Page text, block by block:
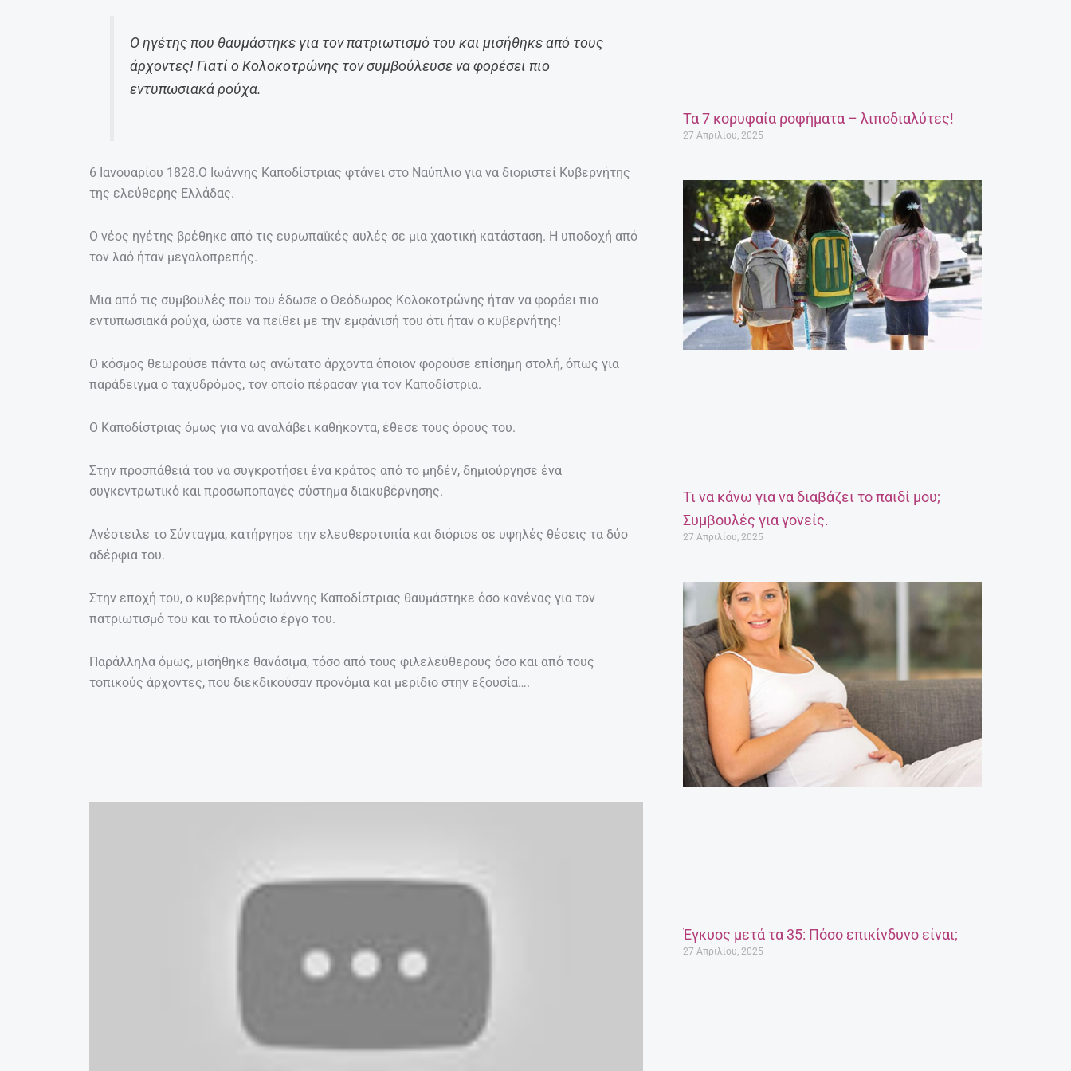
Ο ηγέτης που θαυμάστηκε για τον πατριωτισμό του και μισήθηκε από τους
άρχοντες! Γιατί ο Κολοκοτρώνης τον συμβούλευσε να φορέσει πιο
εντυπωσιακά ρούχα.
6 Ιανουαρίου 1828.Ο Ιωάννης Καποδίστριας φτάνει στο Ναύπλιο για να διοριστεί Κυβερνήτης
της ελεύθερης Ελλάδας.
O νέος ηγέτης βρέθηκε από τις ευρωπαϊκές αυλές σε μια χαοτική κατάσταση. Η υποδοχή από
τον λαό ήταν μεγαλοπρεπής.
Μια από τις συμβουλές που του έδωσε ο Θεόδωρος Κολοκοτρώνης ήταν να φοράει πιο
εντυπωσιακά ρούχα, ώστε να πείθει με την εμφάνισή του ότι ήταν ο κυβερνήτης!
Ο κόσμος θεωρούσε πάντα ως ανώτατο άρχοντα όποιον φορούσε επίσημη στολή, όπως για
παράδειγμα ο ταχυδρόμος, τον οποίο πέρασαν για τον Καποδίστρια.
Ο Καποδίστριας όμως για να αναλάβει καθήκοντα, έθεσε τους όρους του.
Στην προσπάθειά του να συγκροτήσει ένα κράτος από το μηδέν, δημιούργησε ένα
συγκεντρωτικό και προσωποπαγές σύστημα διακυβέρνησης.
Ανέστειλε το Σύνταγμα, κατήργησε την ελευθεροτυπία και διόρισε σε υψηλές θέσεις τα δύο
αδέρφια του.
Στην εποχή του, ο κυβερνήτης Ιωάννης Καποδίστριας θαυμάστηκε όσο κανένας για τον
πατριωτισμό του και το πλούσιο έργο του.
Παράλληλα όμως, μισήθηκε θανάσιμα, τόσο από τους φιλελεύθερους όσο και από τους
τοπικούς άρχοντες, που διεκδικούσαν προνόμια και μερίδιο στην εξουσία….
Τα 7 κορυφαία ροφήματα – λιποδιαλύτες!
27 Απριλίου, 2025
Τι να κάνω για να διαβάζει το παιδί μου;
Συμβουλές για γονείς.
27 Απριλίου, 2025
Έγκυος μετά τα 35: Πόσο επικίνδυνο είναι;
27 Απριλίου, 2025